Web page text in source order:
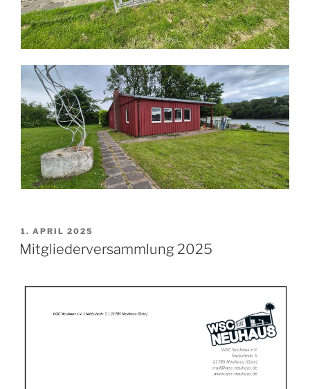
VERÖFFENTLICHT
AM
1. APRIL 2025
Mitgliederversammlung 2025